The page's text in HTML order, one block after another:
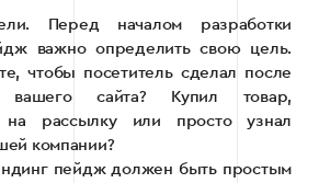
Перед началом разработки
важно определить свою цель.
чтобы посетитель сделал после
вашего сайта? Купил товар,
на рассылку или просто узнал
компании?
пейдж должен быть простым